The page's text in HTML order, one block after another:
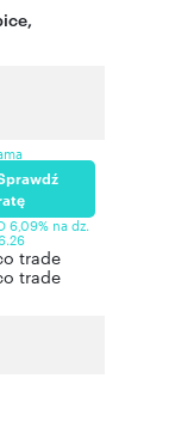
,
6,09% na dz.